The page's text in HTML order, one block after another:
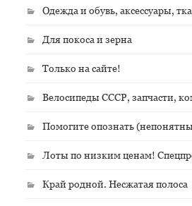
Одежда и обувь, аксессуары,
Для покоса и зерна
Только на сайте!
Велосипеды СССР, запчасти,
Помогите опознать
Лоты по низким ценам!
Край родной. Несжатая полоса